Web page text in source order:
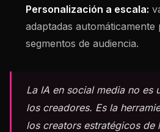
Personalización a escala:
adaptadas automáticamente
segmentos de audiencia.
La IA en social media no es
los creadores. Es la
los creators estratégicos de